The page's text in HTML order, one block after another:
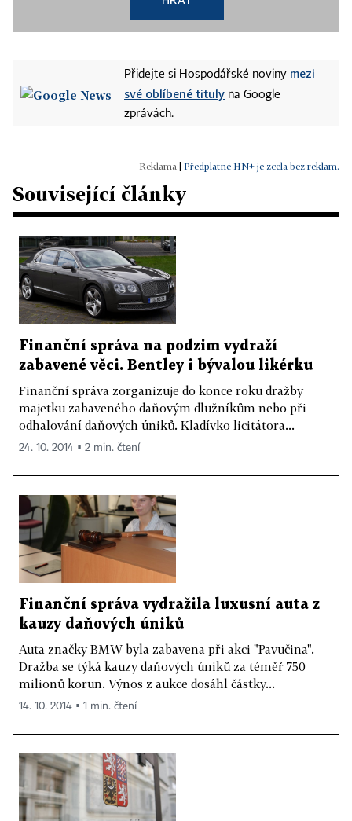
Přidejte si Hospodářské noviny mezi
své oblíbené tituly na Google
zprávách.
Předplatné HN+ je zcela bez reklam.
Související články
Finanční správa na podzim vydraží
zabavené věci. Bentley i bývalou likérku
Finanční správa zorganizuje do konce roku dražby
majetku zabaveného daňovým dlužníkům nebo při
odhalování daňových úniků. Kladívko licitátora...
24. 10. 2014 ▪ 2 min. čtení
Finanční správa vydražila luxusní auta z
kauzy daňových úniků
Auta značky BMW byla zabavena při akci "Pavučina".
Dražba se týká kauzy daňových úniků za téměř 750
milionů korun. Výnos z aukce dosáhl částky...
14. 10. 2014 ▪ 1 min. čtení